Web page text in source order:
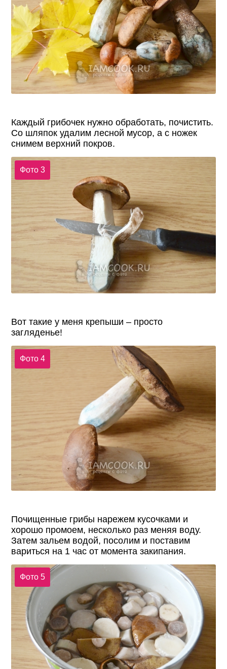
Каждый грибочек нужно обработать, почистить.
Со шляпок удалим лесной мусор, а с ножек
снимем верхний покров.
Фото 3
Вот такие у меня крепыши – просто
загляденье!
Фото 4
Почищенные грибы нарежем кусочками и
хорошо промоем, несколько раз меняя воду.
Затем зальем водой, посолим и поставим
вариться на 1 час от момента закипания.
Фото 5